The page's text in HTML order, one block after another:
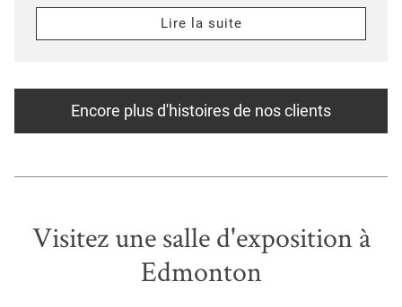
Lire la suite
Encore plus d'histoires de nos clients
Visitez une salle d'exposition à
Edmonton